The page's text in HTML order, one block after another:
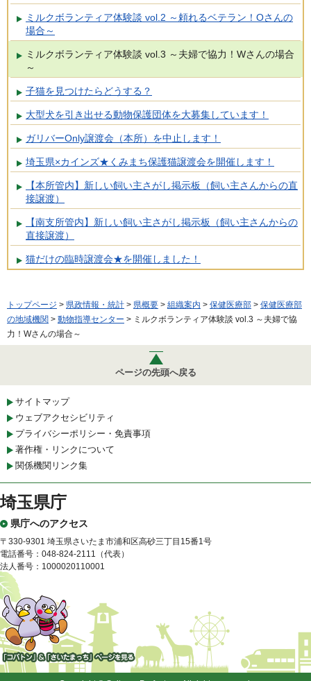
ミルクボランティア体験談 vol.2 ～頼れるベテラン！Oさんの
場合～
ミルクボランティア体験談 vol.3 ～夫婦で協力！Wさんの場合
～
子猫を見つけたらどうする？
大型犬を引き出せる動物保護団体を大募集しています！
ガリバーOnly譲渡会（本所）を中止します！
埼玉県×カインズ★くみまち保護猫譲渡会を開催します！
【本所管内】新しい飼い主さがし掲示板（飼い主さんからの直
接譲渡）
【南支所管内】新しい飼い主さがし掲示板（飼い主さんからの
直接譲渡）
猫だけの臨時譲渡会★を開催しました！
トップページ > 県政情報・統計 > 県概要 > 組織案内 > 保健医療部 > 保健医療部
の地域機関 > 動物指導センター > ミルクボランティア体験談 vol.3 ～夫婦で協
力！Wさんの場合～
ページの先頭へ戻る
サイトマップ
ウェブアクセシビリティ
プライバシーポリシー・免責事項
著作権・リンクについて
関係機関リンク集
埼玉県庁
県庁へのアクセス
〒330-9301 埼玉県さいたま市浦和区高砂三丁目15番1号
電話番号：048-824-2111（代表）
法人番号：1000020110001
「コバトン」&「さいたまっ